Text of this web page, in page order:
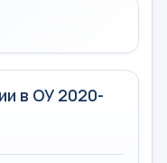
в ОУ 2020-